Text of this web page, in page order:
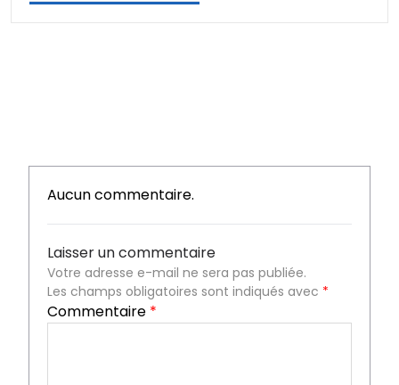
Aucun commentaire.
Laisser un commentaire
Votre adresse e-mail ne sera pas publiée.
Les champs obligatoires sont indiqués avec *
Commentaire *